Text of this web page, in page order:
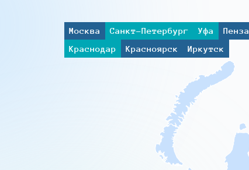
Москва Санкт-Петербург Уфа Пенза
Краснодар
Красноярск Иркутск